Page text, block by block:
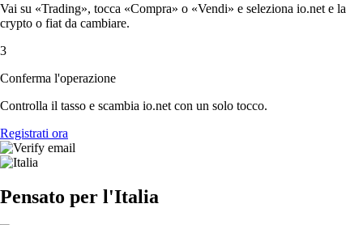
Vai su «Trading», tocca «Compra» o «Vendi» e seleziona io.net e la
crypto o fiat da cambiare.
3
Conferma l'operazione
Controlla il tasso e scambia io.net con un solo tocco.
Registrati ora
Pensato per l'Italia